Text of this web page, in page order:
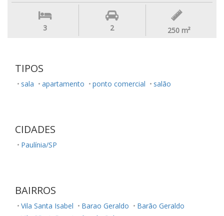
3 2 250 m²
TIPOS
sala apartamento ponto comercial salão
CIDADES
Paulínia/SP
BAIRROS
Vila Santa Isabel Barao Geraldo
Barão Geraldo